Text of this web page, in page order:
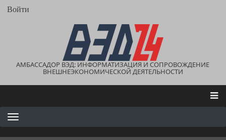
Перейти
User
Войти
АМБАССАДОР ВЭД: ИНФОРМАТИЗАЦИЯ И СОПРОВОЖДЕНИЕ
ВНЕШНЕЭКОНОМИЧЕСКОЙ ДЕЯТЕЛЬНОСТИ
Main
navigation